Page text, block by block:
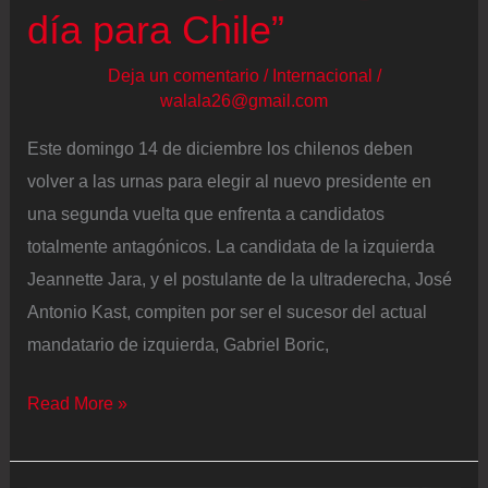
día para Chile”
Deja un comentario / Internacional /
walala26@gmail.com
Este domingo 14 de diciembre los chilenos deben
volver a las urnas para elegir al nuevo presidente en
una segunda vuelta que enfrenta a candidatos
totalmente antagónicos. La candidata de la izquierda
Jeannette Jara, y el postulante de la ultraderecha, José
Antonio Kast, compiten por ser el sucesor del actual
mandatario de izquierda, Gabriel Boric,
Elecciones
de
Read More »